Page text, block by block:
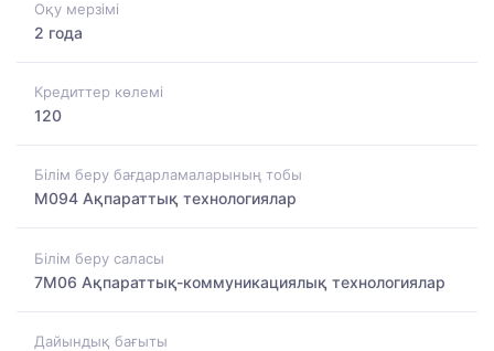
Оқу мерзімі
2 года
Кредиттер көлемі
120
Білім беру бағдарламаларының тобы
M094 Ақпараттық технологиялар
Білім беру саласы
7M06 Ақпараттық-коммуникациялық технологиялар
Дайындық бағыты